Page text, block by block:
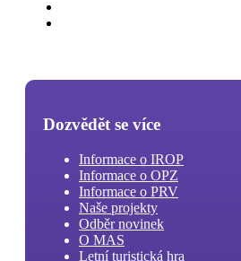
Dozvědět se více
Informace o IROP
Informace o OPZ
Informace o PRV
Naše projekty
Odběr novinek
O MAS
Letní turistická hra